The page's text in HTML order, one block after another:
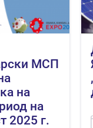
МСП
на
на
2025 г.